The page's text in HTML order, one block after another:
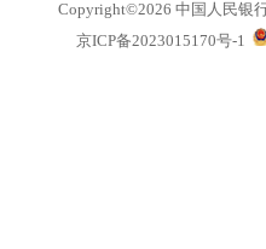
盛北楼
Copyright©2026 中国人民